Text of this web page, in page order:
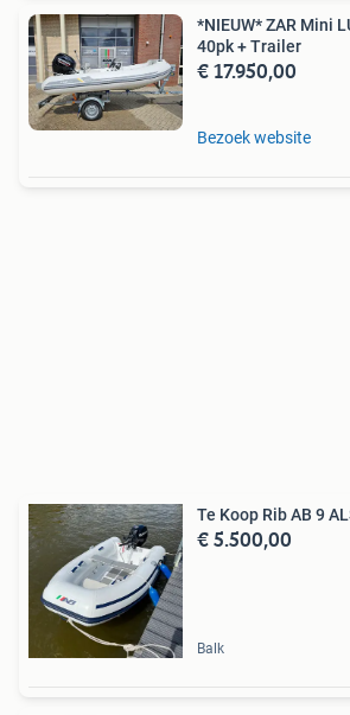
*NIEUW* ZAR Mini
40pk + Trailer
€ 17.950,00
Bezoek website
Te Koop Rib AB 9
€ 5.500,00
Balk